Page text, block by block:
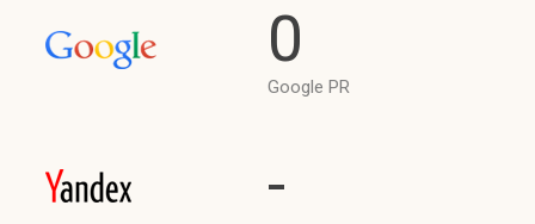
0
Google PR
-